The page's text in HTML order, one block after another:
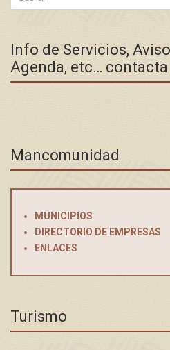
for:
Info de Servicios,
Agenda, etc…
Mancomunidad
MUNICIPIOS
DIRECTORIO DE EMPRESAS
ENLACES
Turismo